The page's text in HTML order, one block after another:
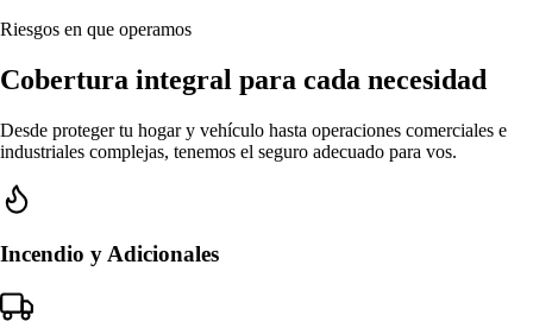
Riesgos en que operamos
Cobertura integral para cada necesidad
Desde proteger tu hogar y vehículo hasta operaciones comerciales e
industriales complejas, tenemos el seguro adecuado para vos.
Incendio y Adicionales